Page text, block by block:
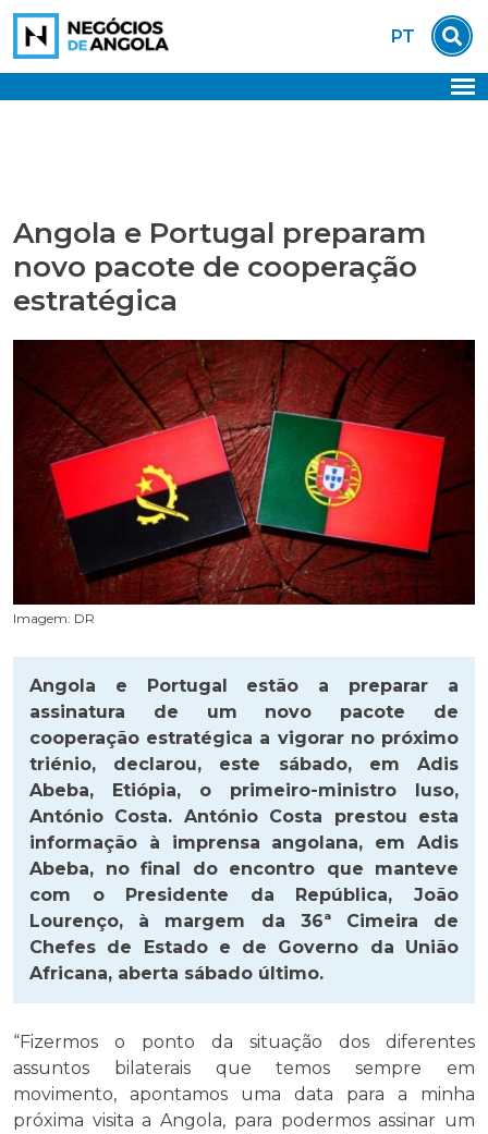
Skip
content
PT
Angola e Portugal preparam
novo pacote de cooperação
estratégica
Imagem: DR
Angola e Portugal estão a preparar a
assinatura de um novo pacote de
cooperação estratégica a vigorar no próximo
triénio, declarou, este sábado, em Adis
Abeba, Etiópia, o primeiro-ministro luso,
António Costa. António Costa prestou esta
informação à imprensa angolana, em Adis
Abeba, no final do encontro que manteve
com o Presidente da República, João
Lourenço, à margem da 36ª Cimeira de
Chefes de Estado e de Governo da União
Africana, aberta sábado último.
“Fizermos o ponto da situação dos diferentes
assuntos bilaterais que temos sempre em
movimento, apontamos uma data para a minha
próxima visita a Angola, para podermos assinar um